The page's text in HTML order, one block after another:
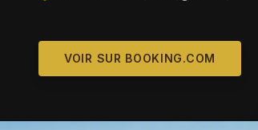
VOIR SUR BOOKING.COM